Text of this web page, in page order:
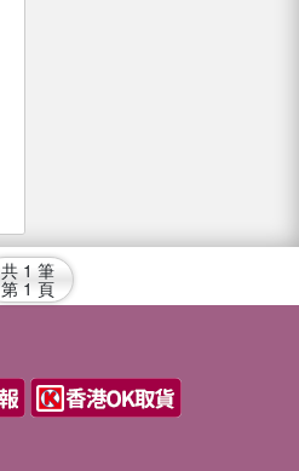
共 1 筆
第 1 頁